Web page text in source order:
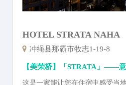
HOTEL STRATA NAHA
冲绳县那霸市牧志1-19-8
【美荣桥】「STRATA」——意
这是一家能让您在住宿中感受当